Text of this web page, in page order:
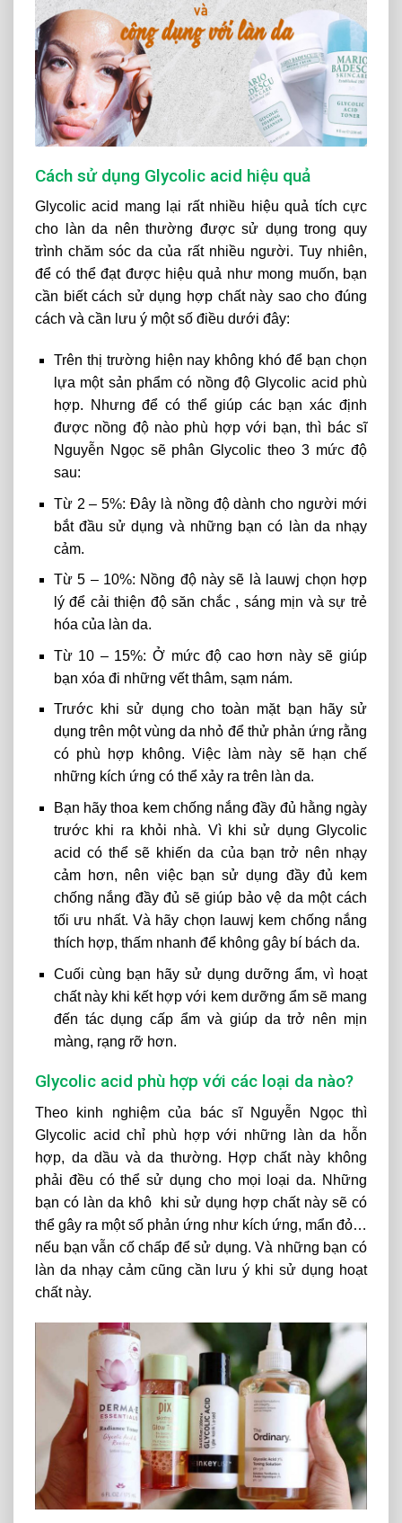
Cách sử dụng Glycolic acid hiệu quả
Glycolic acid mang lại rất nhiều hiệu quả tích cực
cho làn da nên thường được sử dụng trong quy
trình chăm sóc da của rất nhiều người. Tuy nhiên,
để có thể đạt được hiệu quả như mong muốn, bạn
cần biết cách sử dụng hợp chất này sao cho đúng
cách và cần lưu ý một số điều dưới đây:
Trên thị trường hiện nay không khó để bạn chọn
lựa một sản phẩm có nồng độ Glycolic acid phù
hợp. Nhưng để có thể giúp các bạn xác định
được nồng độ nào phù hợp với bạn, thì bác sĩ
Nguyễn Ngọc sẽ phân Glycolic theo 3 mức độ
sau:
Từ 2 – 5%: Đây là nồng độ dành cho người mới
bắt đầu sử dụng và những bạn có làn da nhạy
cảm.
Từ 5 – 10%: Nồng độ này sẽ là lauwj chọn hợp
lý để cải thiện độ săn chắc , sáng mịn và sự trẻ
hóa của làn da.
Từ 10 – 15%: Ở mức độ cao hơn này sẽ giúp
bạn xóa đi những vết thâm, sạm nám.
Trước khi sử dụng cho toàn mặt bạn hãy sử
dụng trên một vùng da nhỏ để thử phản ứng rằng
có phù hợp không. Việc làm này sẽ hạn chế
những kích ứng có thể xảy ra trên làn da.
Bạn hãy thoa kem chống nắng đầy đủ hằng ngày
trước khi ra khỏi nhà. Vì khi sử dụng Glycolic
acid có thể sẽ khiến da của bạn trở nên nhạy
cảm hơn, nên việc bạn sử dụng đầy đủ kem
chống nắng đầy đủ sẽ giúp bảo vệ da một cách
tối ưu nhất. Và hãy chọn lauwj kem chống nắng
thích hợp, thấm nhanh để không gây bí bách da.
Cuối cùng bạn hãy sử dụng dưỡng ẩm, vì hoạt
chất này khi kết hợp với kem dưỡng ẩm sẽ mang
đến tác dụng cấp ẩm và giúp da trở nên mịn
màng, rạng rỡ hơn.
Glycolic acid phù hợp với các loại da nào?
Theo kinh nghiệm của bác sĩ Nguyễn Ngọc thì
Glycolic acid chỉ phù hợp với những làn da hỗn
hợp, da dầu và da thường. Hợp chất này không
phải đều có thể sử dụng cho mọi loại da. Những
bạn có làn da khô khi sử dụng hợp chất này sẽ có
thể gây ra một số phản ứng như kích ứng, mẩn đỏ…
nếu bạn vẫn cố chấp để sử dụng. Và những bạn có
làn da nhạy cảm cũng cần lưu ý khi sử dụng hoạt
chất này.